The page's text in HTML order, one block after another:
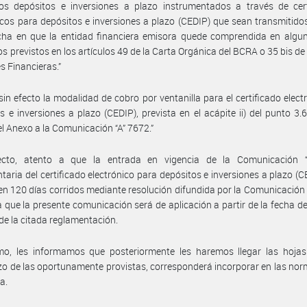
depósitos e inversiones a plazo instrumentados a través de
para depósitos e inversiones a plazo (CEDIP) que sean
en que la entidad financiera emisora quede comprendida en
previstos en los artículos 49 de la Carta Orgánica del BCRA o 35 bis de
Financieras.”
efecto la modalidad de cobro por ventanilla para el certificado
e inversiones a plazo (CEDIP), prevista en el acápite ii) del punto
Anexo a la Comunicación “A” 7672.”
atento a que la entrada en vigencia de la Comunicación
del certificado electrónico para depósitos e inversiones a plazo
120 días corridos mediante resolución difundida por la Comunicación
que la presente comunicación será de aplicación a partir de la fecha
la citada reglamentación.
les informamos que posteriormente les haremos llegar las
de las oportunamente provistas, corresponderá incorporar en las